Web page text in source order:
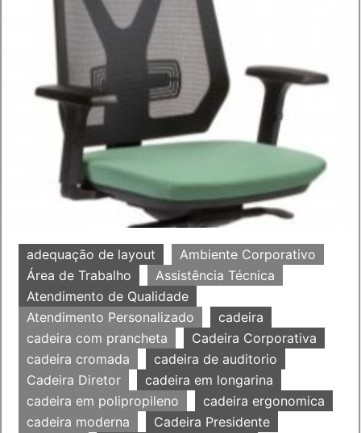
adequação de layout
Ambiente Corporativo
Área de Trabalho
Assistência Técnica
Atendimento de Qualidade
Atendimento Personalizado
cadeira
cadeira com prancheta
Cadeira Corporativa
cadeira cromada
cadeira de auditorio
Cadeira Diretor
cadeira em longarina
cadeira em polipropileno
cadeira ergonomica
cadeira moderna
Cadeira Presidente